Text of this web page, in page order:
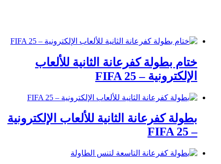
ختام بطولة كفرعانة الثانية للألعاب
الإلكترونية – FIFA 25
بطولة كفرعانة الثانية للألعاب الإلكترونية
– FIFA 25